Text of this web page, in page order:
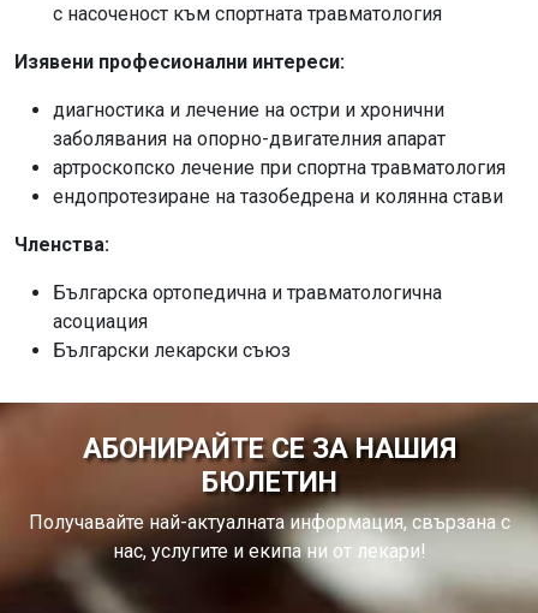
с насоченост към спортната травматология
Изявени професионални интереси:
диагностика и лечение на остри и хронични
заболявания на опорно-двигателния апарат
артроскопско лечение при спортна травматология
ендопротезиране на тазобедрена и колянна стави
Членства:
Българска ортопедична и травматологична
асоциация
Български лекарски съюз
АБОНИРАЙТЕ СЕ ЗА НАШИЯ
БЮЛЕТИН
Получавайте най-актуалната информация, свързана с
нас, услугите и екипа ни от лекари!